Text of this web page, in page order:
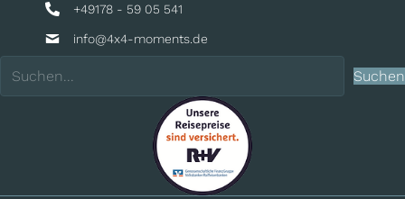
+49178 - 59 05 541
info@4x4-moments.de
Suchen